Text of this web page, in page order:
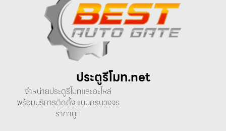
ประตูรีโมท.net
จำหน่ายประตูรีโมทและอะไหล่
พร้อมบริการติดตั้ง แบบครบวงจร
ราคาถูก